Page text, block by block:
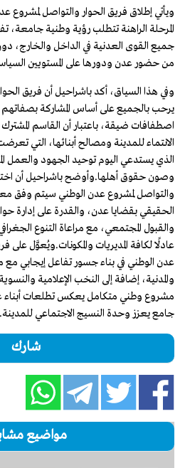
ويأتي إطلاق فريق الحوار والتواصل لمشروع
المرحلة الراهنة تتطلب رؤية وطنية
جميع القوى العدنية في الداخل والخارج،
من حضور عدن ودورها على المستويين
وفي هذا السياق، أكد باشراحيل أن فريق
يرحب بالجميع على أساس المشاركة بصفاتهم
اصطفافات ضيقة، باعتبار أن القاسم
الانتماء للمدينة ومصالح أبنائها، التي
الذي يستدعي اليوم توحيد الجهود والعمل
وصون حقوق أهلها.وأوضح باشراحيل أن
والتواصل لمشروع عدن الوطني سيتم وفق
الحقيقي بقضايا عدن، والقدرة على إدارة
والقبول المجتمعي، مع مراعاة التنوع
عادلًا لكافة المديريات والمكونات.ويُعوَّل على
عدن الوطني في بناء جسور تفاعل إيجابي مع
والمدنية، إضافة إلى النخب الإعلامية
مشروع وطني متكامل يعكس تطلعات
جامع يعزز وحدة النسيج الاجتماعي للمدينة.
شارك
مواضيع